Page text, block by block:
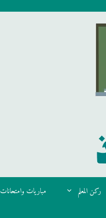
ركن المعلم مباريات وامتحانات